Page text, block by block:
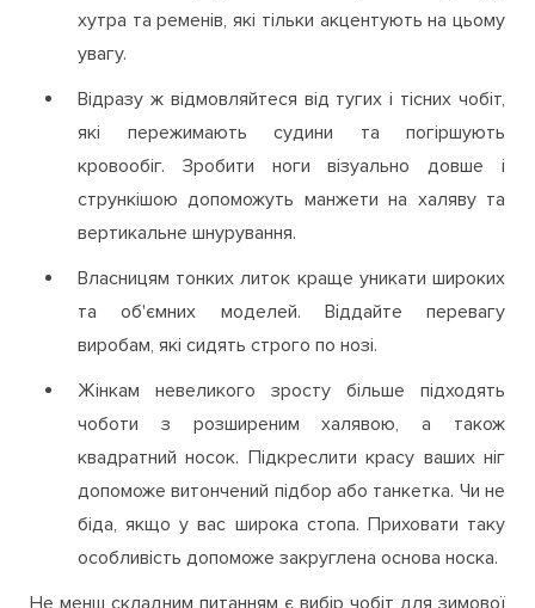
хутра та ременів, які тільки акцентують на цьому
увагу.
Відразу ж відмовляйтеся від тугих і тісних чобіт,
які пережимають судини та погіршують
кровообіг. Зробити ноги візуально довше і
стрункішою допоможуть манжети на халяву та
вертикальне шнурування.
Власницям тонких литок краще уникати широких
та об'ємних моделей. Віддайте перевагу
виробам, які сидять строго по нозі.
Жінкам невеликого зросту більше підходять
чоботи з розширеним халявою, а також
квадратний носок. Підкреслити красу ваших ніг
допоможе витончений підбор або танкетка. Чи не
біда, якщо у вас широка стопа. Приховати таку
особливість допоможе закруглена основа носка.
Не менш складним питанням є вибір чобіт для зимової